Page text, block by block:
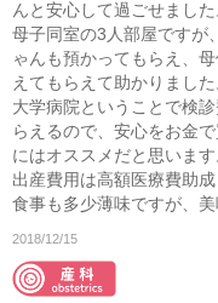
んと安心して過ごせました
母子同室の3人部屋ですが
ゃんも預かってもらえ、
えてもらえて助かりました
大学病院ということで検
らえるので、安心をお金
にはオススメだと思います
出産費用は高額医療費助
食事も多少薄味ですが、美
2018/12/15